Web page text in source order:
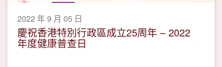
2022 年 9 月 05 日
慶祝香港特別行政區成立25周年 – 2022
年度健康普查日